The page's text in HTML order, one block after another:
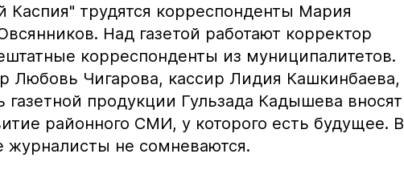
Каспия" трудятся корреспонденты Мария
Над газетой работают корректор
корреспонденты из муниципалитетов.
Любовь Чигарова, кассир Лидия Кашкинбаева,
газетной продукции Гульзада Кадышева вносят
районного СМИ, у которого есть будущее. В
журналисты не сомневаются.